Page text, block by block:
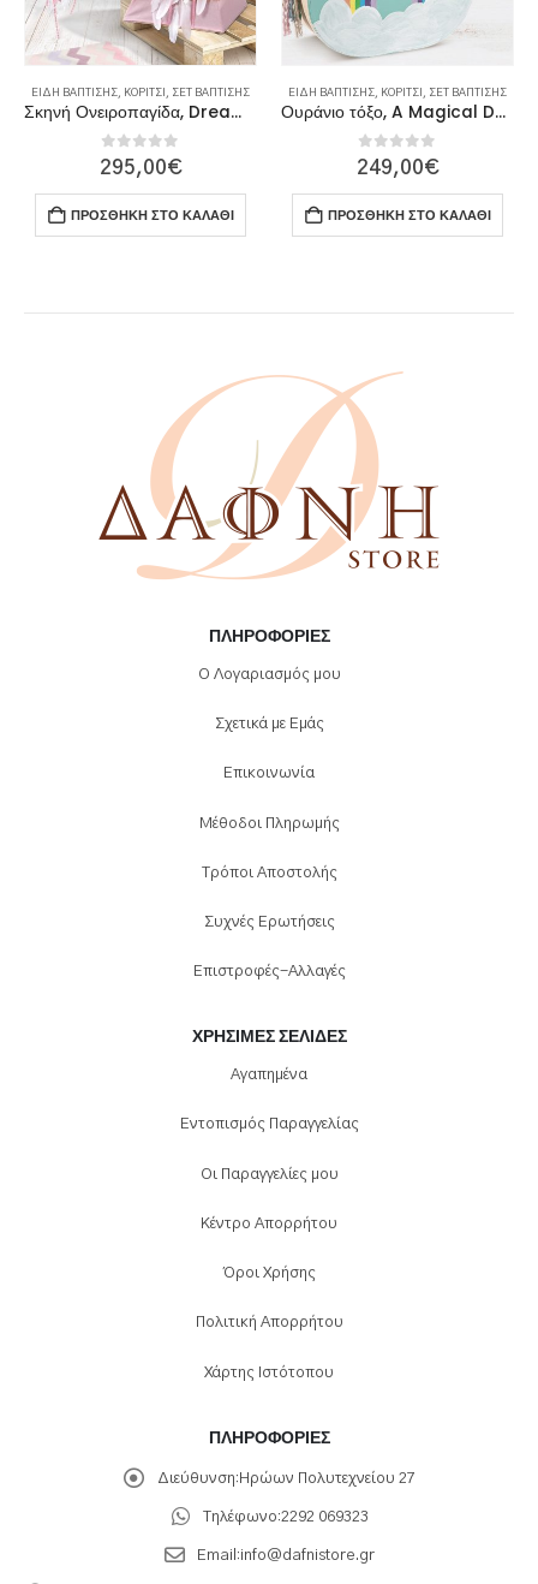
ΕΊΔΗ ΒΆΠΤΙΣΗΣ, ΚΟΡΊΤΣΙ , ΣΕΤ ΒΆΠΤΙΣΗΣ
Σκηνή Ονειροπαγίδα, Dreamcatcher tent!
0out of 5
295,00€
ΠΡΟΣΘΉΚΗ ΣΤΟ ΚΑΛΆΘΙ
ΕΊΔΗ ΒΆΠΤΙΣΗΣ, ΚΟΡΊΤΣΙ , ΣΕΤ ΒΆΠΤΙΣΗΣ
Ουράνιο τόξο, A Magical Day
0 out of 5
249,00€
ΠΡΟΣΘΉΚΗ ΣΤΟ ΚΑΛΆΘΙ
ΠΛΗΡΟΦΟΡΊΕΣ
Ο Λογαριασμός μου
Σχετικά με Εμάς
Επικοινωνία
Μέθοδοι Πληρωμής
Τρόποι Αποστολής
Συχνές Ερωτήσεις
Επιστροφές-Αλλαγές
ΧΡΉΣΙΜΕΣ ΣΕΛΊΔΕΣ
Αγαπημένα
Εντοπισμός Παραγγελίας
Οι Παραγγελίες μου
Κέντρο Απορρήτου
Όροι Χρήσης
Πολιτική Απορρήτου
Χάρτης Ιστότοπου
ΠΛΗΡΟΦΟΡΊΕΣ
Διεύθυνση: Ηρώων Πολυτεχνείου 27
Τηλέφωνο:2292 069323
Email:info@dafnistore.gr